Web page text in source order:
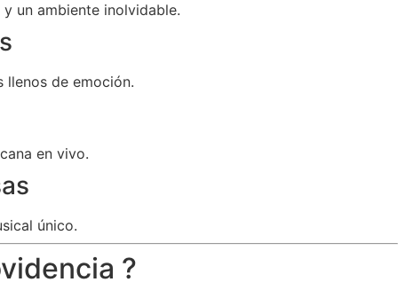
un ambiente inolvidable.
llenos de emoción.
en vivo.
único.
?